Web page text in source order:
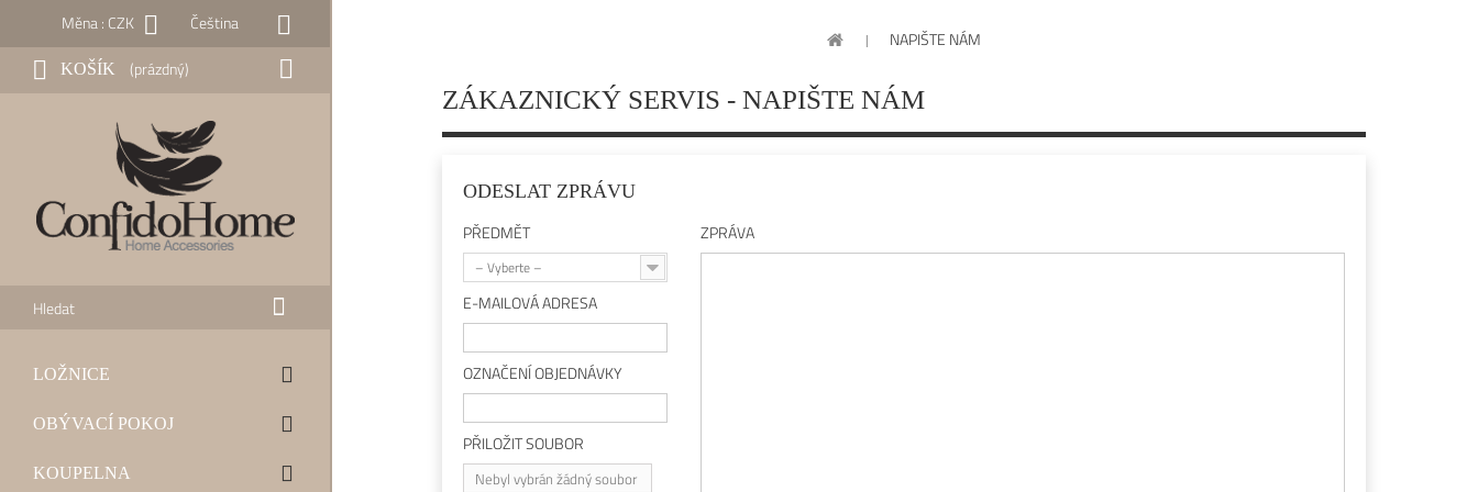
Měna : CZK Čeština
KOŠÍK (prázdný)
LOŽNICE
OBÝVACÍ POKOJ
KOUPELNA
NAPIŠTE NÁM
ZÁKAZNICKÝ SERVIS - NAPIŠTE NÁM
ODESLAT ZPRÁVU
PŘEDMĚT
– Vyberte –
E-MAILOVÁ ADRESA
OZNAČENÍ OBJEDNÁVKY
PŘILOŽIT SOUBOR
Nebyl vybrán žádný soubor
ZPRÁVA